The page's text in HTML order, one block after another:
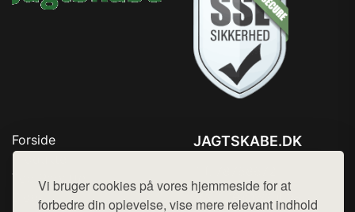
Vi bruger cookies på vores hjemmeside for at
forbedre din oplevelse, vise mere relevant indhold
Forside
Produkter
Top Rabatter
JAGTSKABE.DK
Mail:
hej@want.dk